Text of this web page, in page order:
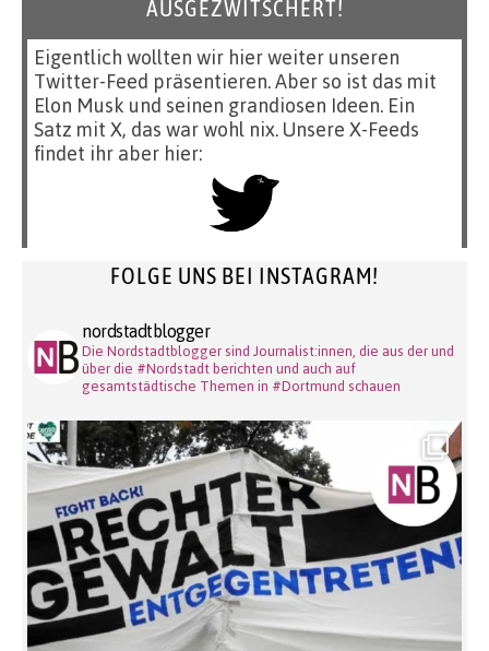
AUSGEZWITSCHERT!
Eigentlich wollten wir hier weiter unseren
Twitter-Feed präsentieren. Aber so ist das mit
Elon Musk und seinen grandiosen Ideen. Ein
Satz mit X, das war wohl nix. Unsere X-Feeds
findet ihr aber hier:
FOLGE UNS BEI INSTAGRAM!
nordstadtblogger
Die Nordstadtblogger sind Journalist:innen, die aus der und
über die #Nordstadt berichten und auch auf
gesamtstädtische Themen in #Dortmund schauen